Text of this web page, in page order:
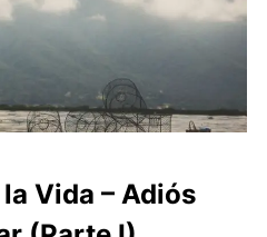
Vida – Adiós